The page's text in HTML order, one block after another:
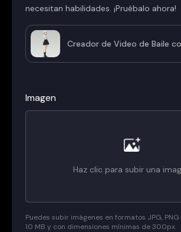
necesitan habilidades. ¡Pruébalo ahora!
Creador de Video de Baile
Imagen
Haz clic para subir una
Puedes subir imágenes en formatos JPG, PNG
10 MB y con dimensiones mínimas de 300px.